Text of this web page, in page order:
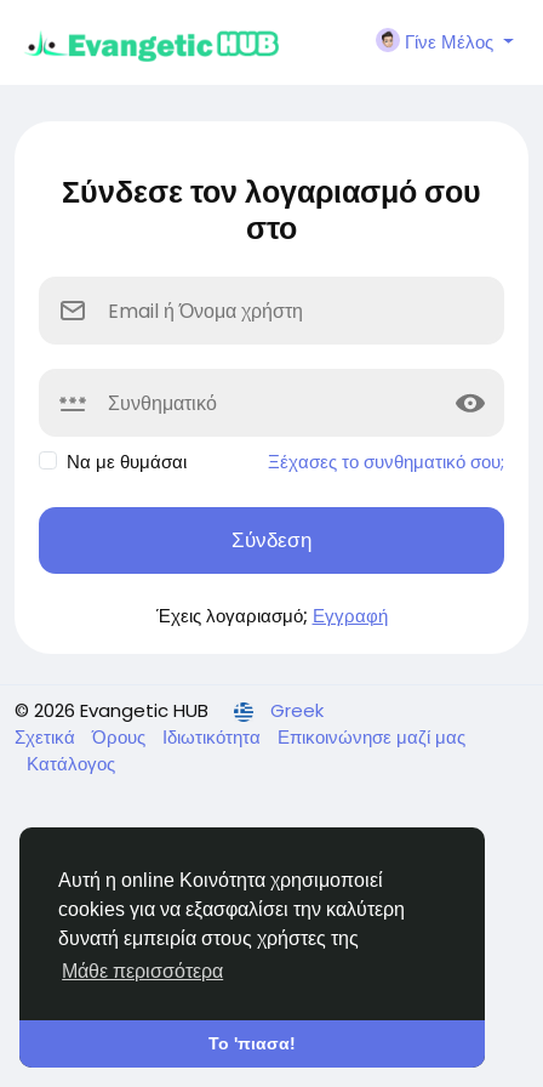
Αυτή η online Κοινότητα χρησιμοποιεί
cookies για να εξασφαλίσει την καλύτερη
δυνατή εμπειρία στους χρήστες της
Μάθε περισσότερα
Το 'πιασα!
Γίνε Μέλος
Σύνδεσε τον λογαριασμό σου
στο
Να με θυμάσαι Ξέχασες το συνθηματικό σου;
Σύνδεση
Έχεις λογαριασμό; Εγγραφή
© 2026 Evangetic HUB
Greek
Σχετικά
Όρους Ιδιωτικότητα
Επικοινώνησε μαζί μας
Κατάλογος